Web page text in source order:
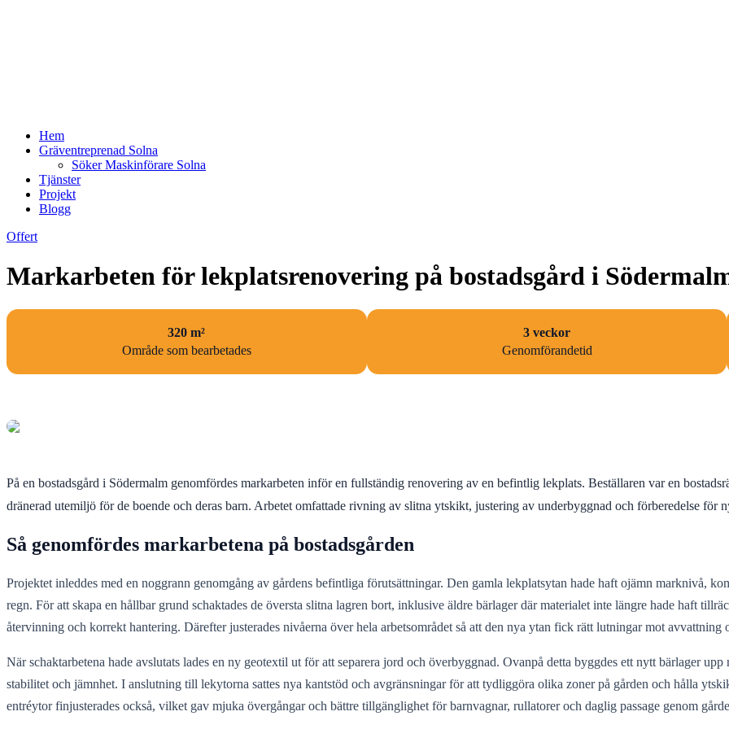
Hem
Gräventreprenad Solna
Söker Maskinförare Solna
Tjänster
Projekt
Blogg
Offert
Markarbeten för lekplatsrenovering på bostadsgård i
320 m²
Område som bearbetades
3 veckor
Genomförandetid
På en bostadsgård i Södermalm genomfördes markarbeten inför en fullständig renovering av en befintlig lekplats. Beställaren var en
dränerad utemiljö för de boende och deras barn. Arbetet omfattade rivning av slitna ytskikt, justering av underbyggnad och förberedelse för
Så genomfördes markarbetena på bostadsgården
Projektet inleddes med en noggrann genomgång av gårdens befintliga förutsättningar. Den gamla lekplatsytan hade haft ojämn marknivå,
regn. För att skapa en hållbar grund schaktades de översta slitna lagren bort, inklusive äldre bärlager där materialet inte längre hade haft
återvinning och korrekt hantering. Därefter justerades nivåerna över hela arbetsområdet så att den nya ytan fick rätt lutningar mot avvattning
När schaktarbetena hade avslutats lades en ny geotextil ut för att separera jord och överbyggnad. Ovanpå detta byggdes ett nytt bärlager
stabilitet och jämnhet. I anslutning till lekytorna sattes nya kantstöd och avgränsningar för att tydliggöra olika zoner på gården och hålla
entréytor finjusterades också, vilket gav mjuka övergångar och bättre tillgänglighet för barnvagnar, rullatorer och daglig passage genom